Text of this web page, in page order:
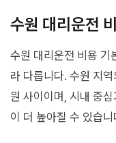
수원 대리운전
수원 대리운전 비용 기
라 다릅니다. 수원 지
원 사이이며, 시내 중
이 더 높아질 수 있습니